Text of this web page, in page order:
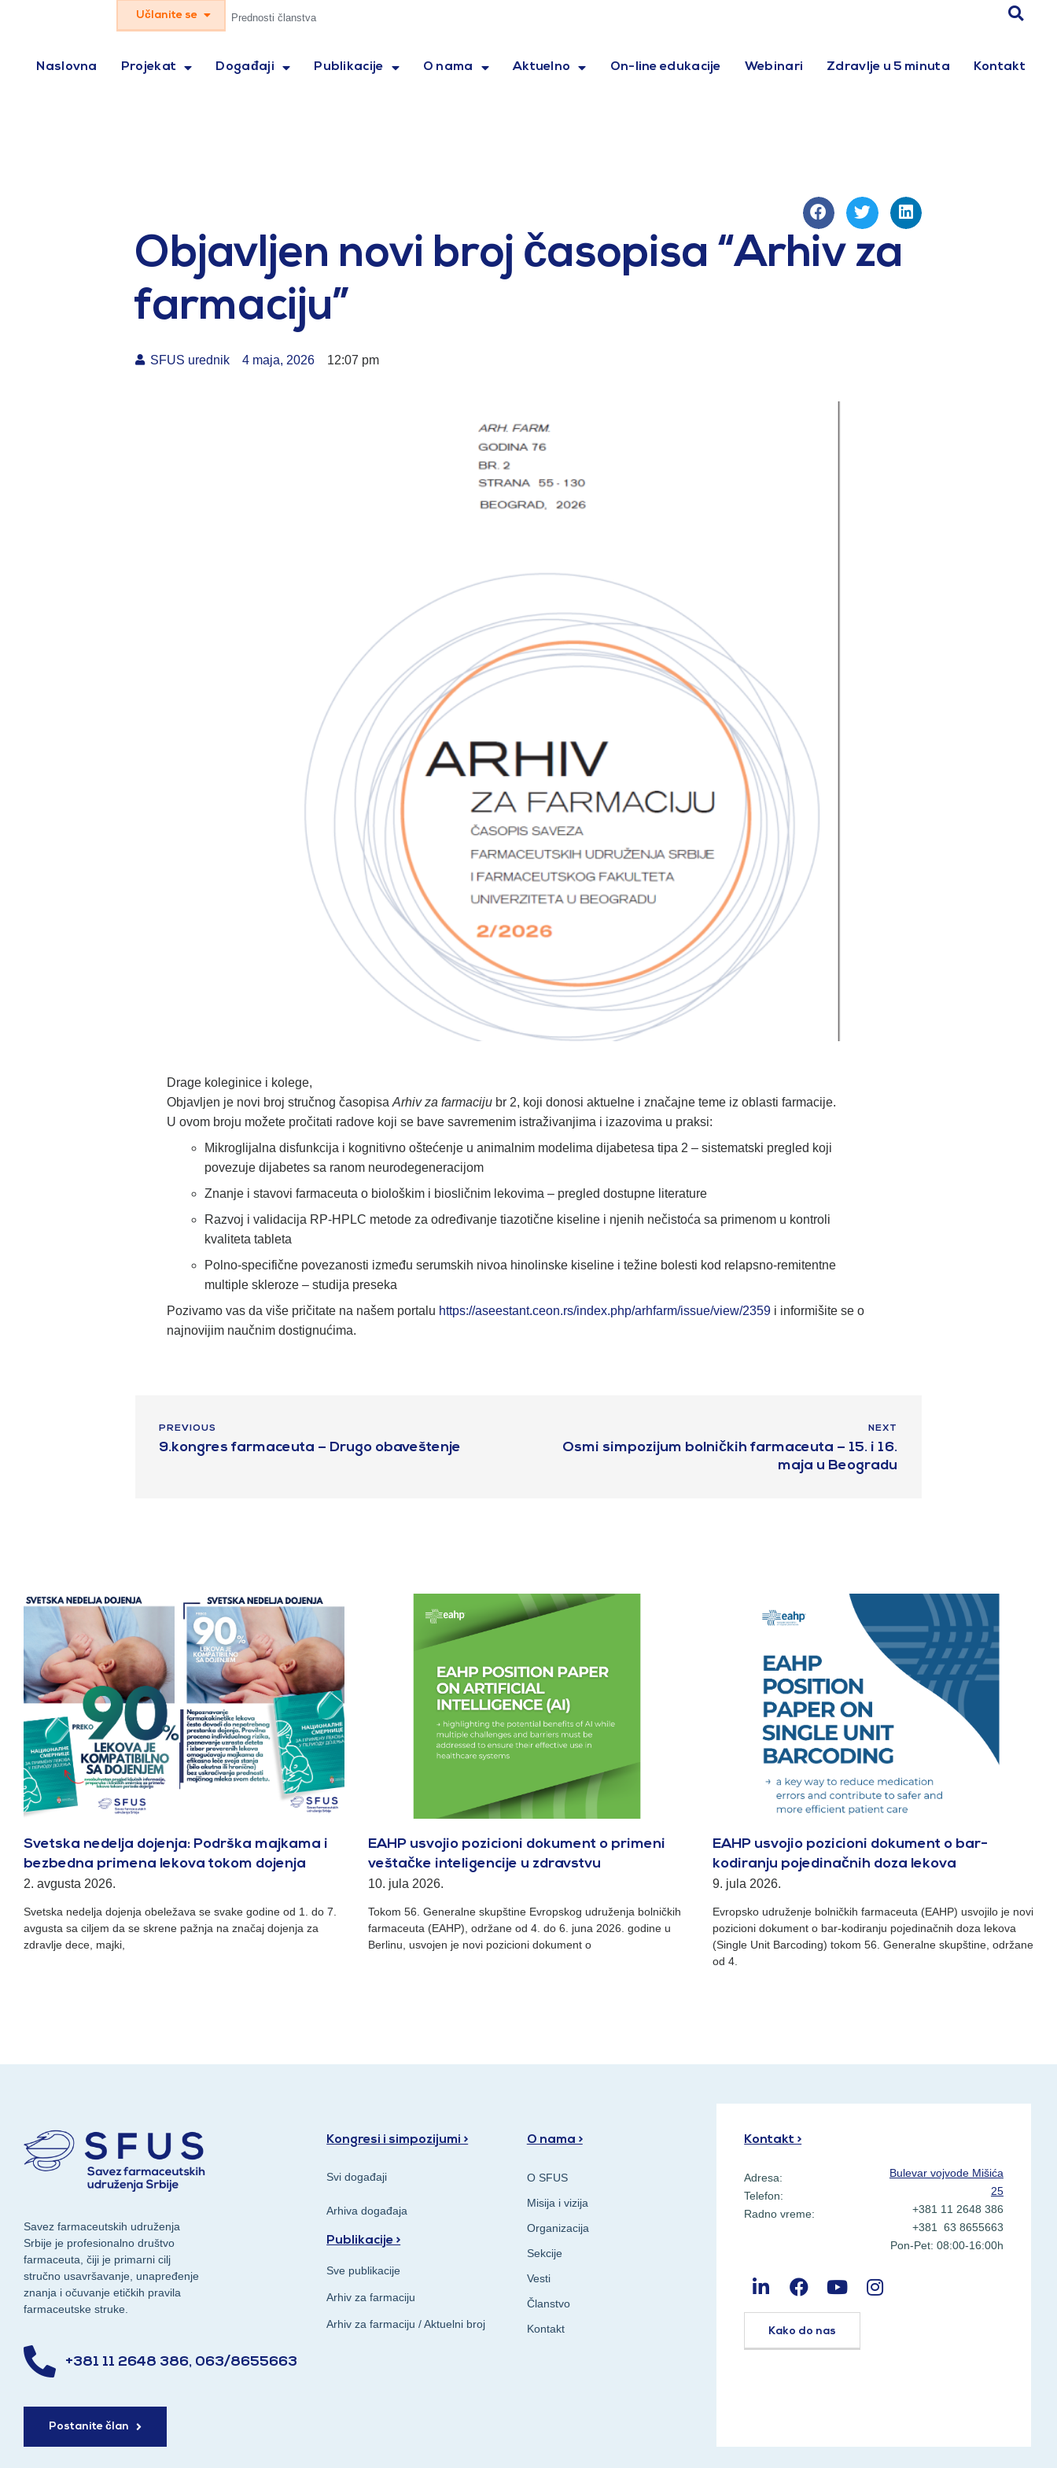
Učlanite se Prednosti članstva
Naslovna Projekat Događaji Publikacije O nama Aktuelno On-line edukacije Webinari Zdravlje u 5 minuta Kontakt
Objavljen novi broj časopisa “Arhiv za
farmaciju”
SFUS urednik 4 maja, 2026 12:07 pm
Drage koleginice i kolege,
Objavljen je novi broj stručnog časopisa Arhiv za farmaciju br 2, koji donosi aktuelne i značajne teme iz oblasti farmacije.
U ovom broju možete pročitati radove koji se bave savremenim istraživanjima i izazovima u praksi:
Mikroglijalna disfunkcija i kognitivno oštećenje u animalnim modelima dijabetesa tipa 2 – sistematski pregled koji
povezuje dijabetes sa ranom neurodegeneracijom
Znanje i stavovi farmaceuta o biološkim i biosličnim lekovima – pregled dostupne literature
Razvoj i validacija RP-HPLC metode za određivanje tiazotične kiseline i njenih nečistoća sa primenom u kontroli
kvaliteta tableta
Polno-specifične povezanosti između serumskih nivoa hinolinske kiseline i težine bolesti kod relapsno-remitentne
multiple skleroze – studija preseka
Pozivamo vas da više pričitate na našem portalu https://aseestant.ceon.rs/index.php/arhfarm/issue/view/2359 i informišite se o
najnovijim naučnim dostignućima.
PREVIOUS
9.kongres farmaceuta – Drugo obaveštenje
NEXT
Osmi simpozijum bolničkih farmaceuta – 15. i 16.
maja u Beogradu
Svetska nedelja dojenja: Podrška majkama i
bezbedna primena lekova tokom dojenja
2. avgusta 2026.
Svetska nedelja dojenja obeležava se svake godine od 1. do 7.
avgusta sa ciljem da se skrene pažnja na značaj dojenja za
zdravlje dece, majki,
EAHP usvojio pozicioni dokument o primeni
veštačke inteligencije u zdravstvu
10. jula 2026.
Tokom 56. Generalne skupštine Evropskog udruženja bolničkih
farmaceuta (EAHP), održane od 4. do 6. juna 2026. godine u
Berlinu, usvojen je novi pozicioni dokument o
EAHP usvojio pozicioni dokument o bar-
kodiranju pojedinačnih doza lekova
9. jula 2026.
Evropsko udruženje bolničkih farmaceuta (EAHP) usvojilo je novi
pozicioni dokument o bar-kodiranju pojedinačnih doza lekova
(Single Unit Barcoding) tokom 56. Generalne skupštine, održane
od 4.
Savez farmaceutskih udruženja
Srbije je profesionalno društvo
farmaceuta, čiji je primarni cilj
stručno usavršavanje, unapređenje
znanja i očuvanje etičkih pravila
farmaceutske struke.
+381 11 2648 386, 063/8655663
Postanite član
Kongresi i simpozijumi >
Svi događaji
Arhiva događaja
Publikacije >
Sve publikacije
Arhiv za farmaciju
Arhiv za farmaciju / Aktuelni broj
O nama >
O SFUS
Misija i vizija
Organizacija
Sekcije
Vesti
Članstvo
Kontakt
Kontakt >
Adresa:
Telefon:
Radno vreme:
Bulevar vojvode Mišića
25
+381 11 2648 386
+381 63 8655663
Pon-Pet: 08:00-16:00h
Kako do nas